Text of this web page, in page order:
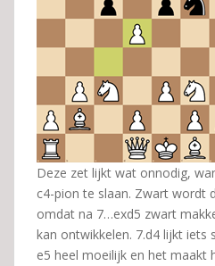
Deze zet lijkt wat onnodig,
c4-pion te slaan. Zwart wordt
omdat na 7…exd5 zwart
kan ontwikkelen. 7.d4 lijkt
e5 heel moeilijk en het maakt